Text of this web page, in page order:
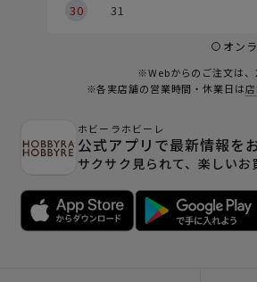
30
31
オン
※Webからのご注文は、
※各実店舗の営業時間・休業日は
ホビーラホビーレ
公式アプリで最新情報を
サクサク見られて、楽しいお